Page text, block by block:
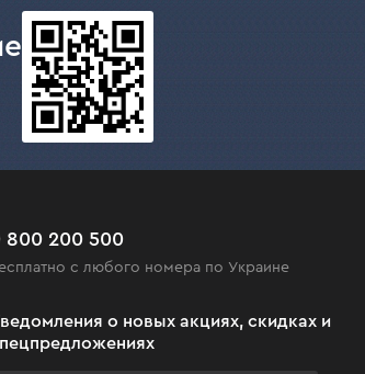
800 200 500
с любого номера по Украине
о новых акциях, скидках и